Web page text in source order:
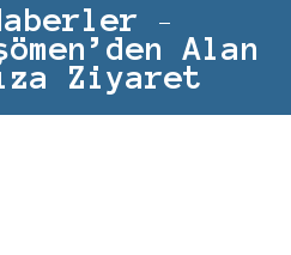
Alan
Ziyaret